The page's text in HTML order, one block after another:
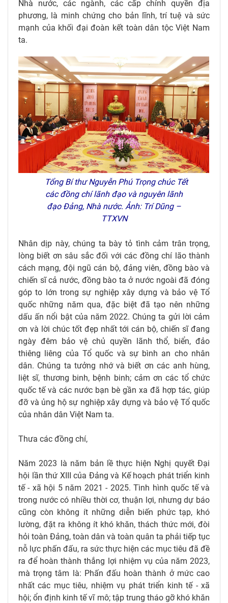
Nhà nước, các ngành, các cấp chính quyền địa
phương, là minh chứng cho bản lĩnh, trí tuệ và sức
mạnh của khối đại đoàn kết toàn dân tộc Việt Nam
ta.
Tổng Bí thư Nguyễn Phú Trọng chúc Tết
các đồng chí lãnh đạo và nguyên lãnh
đạo Đảng, Nhà nước. Ảnh: Trí Dũng –
TTXVN
Nhân dịp này, chúng ta bày tỏ tình cảm trân trọng,
lòng biết ơn sâu sắc đối với các đồng chí lão thành
cách mạng, đội ngũ cán bộ, đảng viên, đồng bào và
chiến sĩ cả nước, đồng bào ta ở nước ngoài đã đóng
góp to lớn trong sự nghiệp xây dựng và bảo vệ Tổ
quốc những năm qua, đặc biệt đã tạo nên những
dấu ấn nổi bật của năm 2022. Chúng ta gửi lời cảm
ơn và lời chúc tốt đẹp nhất tới cán bộ, chiến sĩ đang
ngày đêm bảo vệ chủ quyền lãnh thổ, biển, đảo
thiêng liêng của Tổ quốc và sự bình an cho nhân
dân. Chúng ta tưởng nhớ và biết ơn các anh hùng,
liệt sĩ, thương binh, bệnh binh; cảm ơn các tổ chức
quốc tế và các nước bạn bè gần xa đã hợp tác, giúp
đỡ và ủng hộ sự nghiệp xây dựng và bảo vệ Tổ quốc
của nhân dân Việt Nam ta.
Thưa các đồng chí,
Năm 2023 là năm bản lề thực hiện Nghị quyết Đại
hội lần thứ XIII của Đảng và Kế hoạch phát triển kinh
tế - xã hội 5 năm 2021 - 2025. Tình hình quốc tế và
trong nước có nhiều thời cơ, thuận lợi, nhưng dự báo
cũng còn không ít những diễn biến phức tạp, khó
lường, đặt ra không ít khó khăn, thách thức mới, đòi
hỏi toàn Đảng, toàn dân và toàn quân ta phải tiếp tục
nỗ lực phấn đấu, ra sức thực hiện các mục tiêu đã đề
ra để hoàn thành thắng lợi nhiệm vụ của năm 2023,
mà trọng tâm là: Phấn đấu hoàn thành ở mức cao
nhất các mục tiêu, nhiệm vụ phát triển kinh tế - xã
hội; ổn định kinh tế vĩ mô; tập trung tháo gỡ khó khăn